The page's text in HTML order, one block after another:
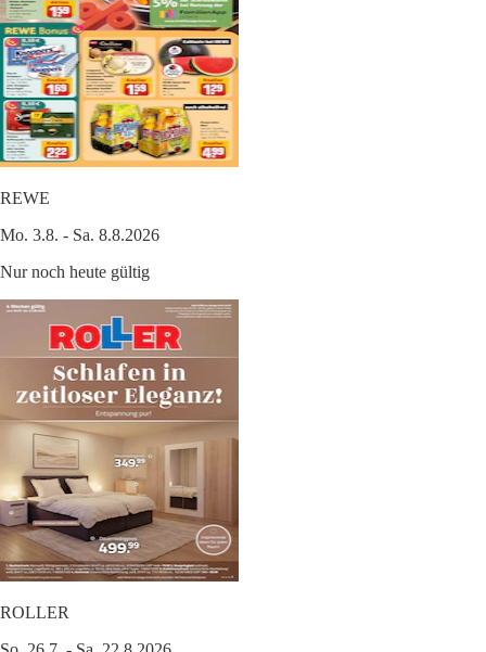
REWE
Mo. 3.8. - Sa. 8.8.2026
Nur noch heute gültig
ROLLER